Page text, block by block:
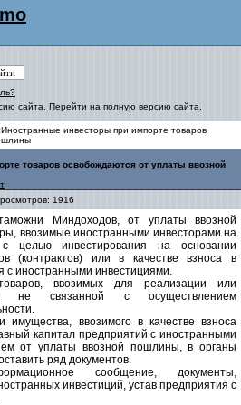
сайта. Перейти на полную версию сайта.
инвесторы при импорте товаров
товаров освобождаются от уплаты ввозной
1916
Миндоходов, от уплаты ввозной
ввозимые иностранными инвесторами на
инвестирования на основании
(контрактов) или в качестве взноса в
с иностранными инвестициями.
ввозимых для реализации или
не связанной с осуществлением
ввозимого в качестве взноса
капитал предприятий с иностранными
от уплаты ввозной пошлины, в органы
ряд документов.
сообщение, документы,
инвестиций, устав предприятия с